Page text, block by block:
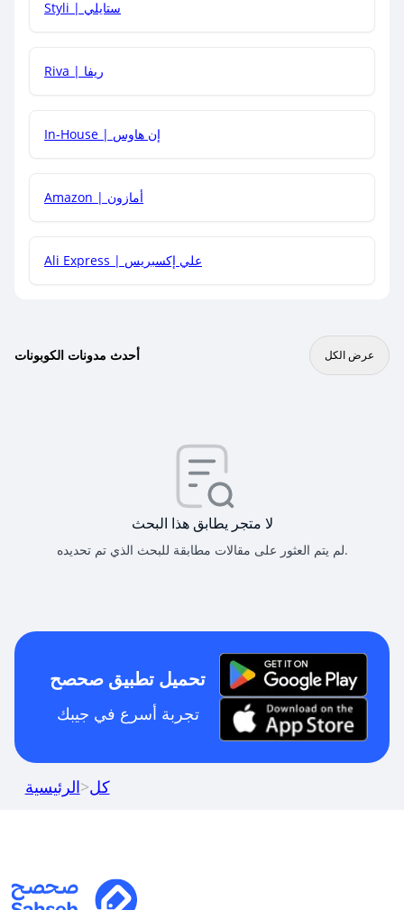
هل يمكنني جمع كود خصم مع العروض الأخرى؟
Styli | ستايلي
Riva | ريفا
In-House | إن هاوس
Amazon | أمازون
Ali Express | علي إكسبريس
أحدث مدونات الكوبونات عرض الكل
لا متجر يطابق هذا البحث
لم يتم العثور على مقالات مطابقة للبحث الذي تم تحديده.
تحميل تطبيق صحصح
تجربة أسرع في جيبك
الرئيسية>كل